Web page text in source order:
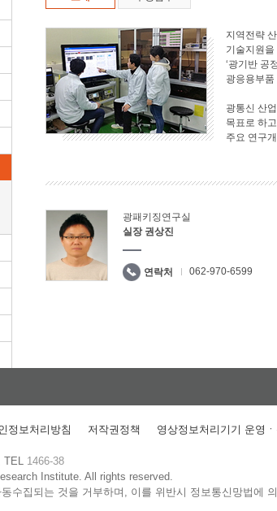
지역전략
기술지원
‘광기반 공
광응용부
광통신 산
목표로 하
주요 연구
광패키징연구실
실장 권상진
연락처 062-970-6599
정보처리방침 저작권정책 영상정보처리기기 운영
TEL 1466-38
Institute.All rights reserved.
수집되는 것을 거부하며, 이를 위반시 정보통신망법에